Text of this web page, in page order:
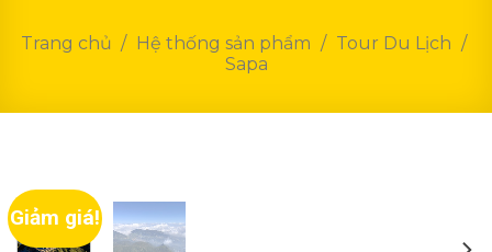
Trang chủ / Hệ thống sản phẩm / Tour Du Lịch /
Sapa
Giảm giá!